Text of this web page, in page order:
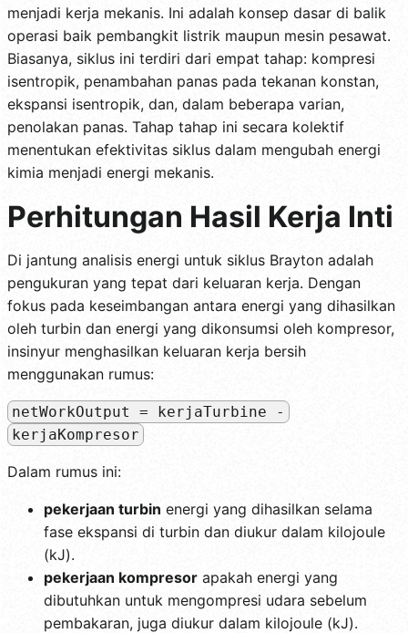
menjadi kerja mekanis. Ini adalah konsep dasar di balik
operasi baik pembangkit listrik maupun mesin pesawat.
Biasanya, siklus ini terdiri dari empat tahap: kompresi
isentropik, penambahan panas pada tekanan konstan,
ekspansi isentropik, dan, dalam beberapa varian,
penolakan panas. Tahap tahap ini secara kolektif
menentukan efektivitas siklus dalam mengubah energi
kimia menjadi energi mekanis.
Perhitungan Hasil Kerja Inti
Di jantung analisis energi untuk siklus Brayton adalah
pengukuran yang tepat dari keluaran kerja. Dengan
fokus pada keseimbangan antara energi yang dihasilkan
oleh turbin dan energi yang dikonsumsi oleh kompresor,
insinyur menghasilkan keluaran kerja bersih
menggunakan rumus:
netWorkOutput = kerjaTurbine -
kerjaKompresor
Dalam rumus ini:
pekerjaan turbin energi yang dihasilkan selama
fase ekspansi di turbin dan diukur dalam kilojoule
(kJ).
pekerjaan kompresor apakah energi yang
dibutuhkan untuk mengompresi udara sebelum
pembakaran, juga diukur dalam kilojoule (kJ).